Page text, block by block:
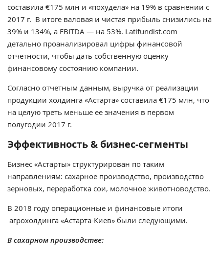
составила €175 млн и «похудела» на 19% в сравнении с
2017 г. В итоге валовая и чистая прибыль снизились на
39% и 134%, а EBITDA — на 53%. Latifundist.com
детально проанализировал цифры финансовой
отчетности, чтобы дать собственную оценку
финансовому состоянию компании.
Согласно отчетным данным, выручка от реализации
продукции холдинга «Астарта» составила €175 млн, что
на целую треть меньше ее значения в первом
полугодии 2017 г.
Эффективность & бизнес-сегменты
Бизнес «Астарты» структурирован по таким
направлениям: сахарное производство, производство
зерновых, переработка сои, молочное животноводство.
В 2018 году операционные и финансовые итоги
агрохолдинга «Астарта-Киев» были следующими.
В сахарном производстве: